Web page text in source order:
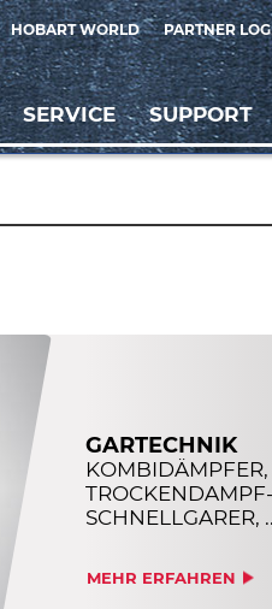
HOBART WORLD PARTNER
SERVICE SUPPORT
GARTECHNIK
KOMBIDÄMPFER,
TROCKENDAMPF-
SCHNELLGARER,
MEHR ERFAHREN